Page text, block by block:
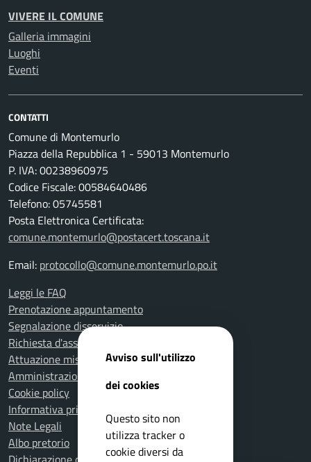
VIVERE IL COMUNE
Galleria immagini
Luoghi
Eventi
CONTATTI
Comune di Montemurlo
Piazza della Repubblica 1 - 59013 Montemurlo
P. IVA: 00238960975
Codice Fiscale: 00584640486
Telefono: 05745581
Posta Elettronica Certificata:
comune.montemurlo@postacert.toscana.it
Email: protocollo@comune.montemurlo.po.it
Leggi le FAQ
Prenotazione appuntamento
Segnalazione disservizio
Richiesta d'assistenza
Attuazione misure PNRR
Amministrazione trasparente
Cookie policy
Informativa privacy
Note Legali
Albo pretorio
Avviso sull'utilizzo
dei cookies
Questo sito non
utilizza tracker o
cookie diversi da